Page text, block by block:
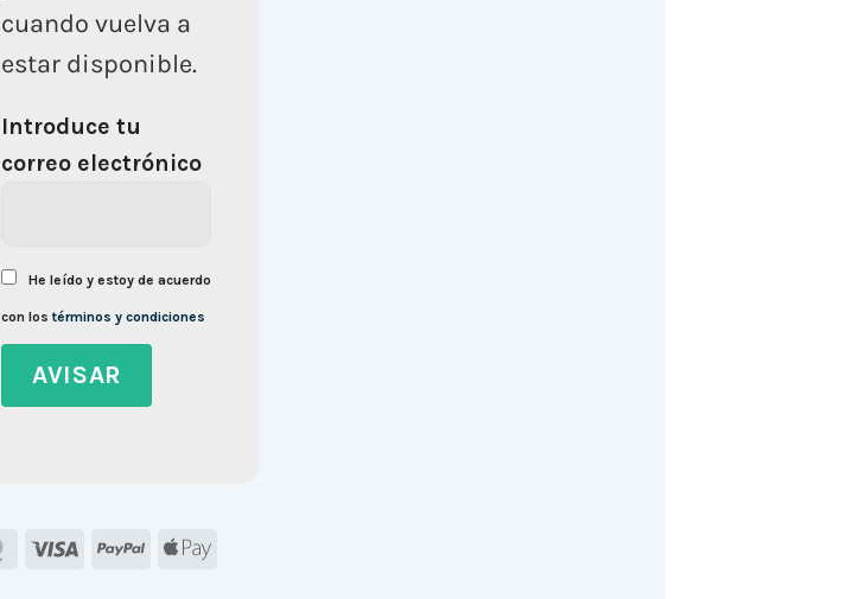
cuando vuelva a
estar disponible.
Introduce tu
correo electrónico
He leído y estoy de acuerdo
con lostérminos y condiciones
MasterCard
Visa PayPal Apple